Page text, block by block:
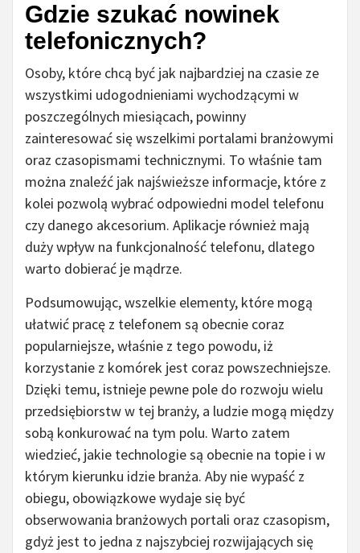
Gdzie szukać nowinek
telefonicznych?
Osoby, które chcą być jak najbardziej na czasie ze
wszystkimi udogodnieniami wychodzącymi w
poszczególnych miesiącach, powinny
zainteresować się wszelkimi portalami branżowymi
oraz czasopismami technicznymi. To właśnie tam
można znaleźć jak najświeższe informacje, które z
kolei pozwolą wybrać odpowiedni model telefonu
czy danego akcesorium. Aplikacje również mają
duży wpływ na funkcjonalność telefonu, dlatego
warto dobierać je mądrze.
Podsumowując, wszelkie elementy, które mogą
ułatwić pracę z telefonem są obecnie coraz
popularniejsze, właśnie z tego powodu, iż
korzystanie z komórek jest coraz powszechniejsze.
Dzięki temu, istnieje pewne pole do rozwoju wielu
przedsiębiorstw w tej branży, a ludzie mogą między
sobą konkurować na tym polu. Warto zatem
wiedzieć, jakie technologie są obecnie na topie i w
którym kierunku idzie branża. Aby nie wypaść z
obiegu, obowiązkowe wydaje się być
obserwowania branżowych portali oraz czasopism,
gdyż jest to jedna z najszybciej rozwijających się